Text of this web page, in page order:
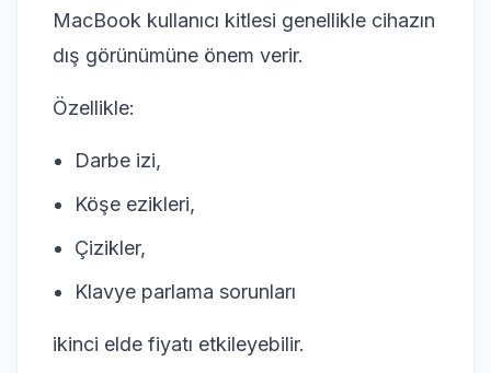
MacBook kullanıcı kitlesi genellikle cihazın
dış görünümüne önem verir.
Özellikle:
Darbe izi,
Köşe ezikleri,
Çizikler,
Klavye parlama sorunları
ikinci elde fiyatı etkileyebilir.